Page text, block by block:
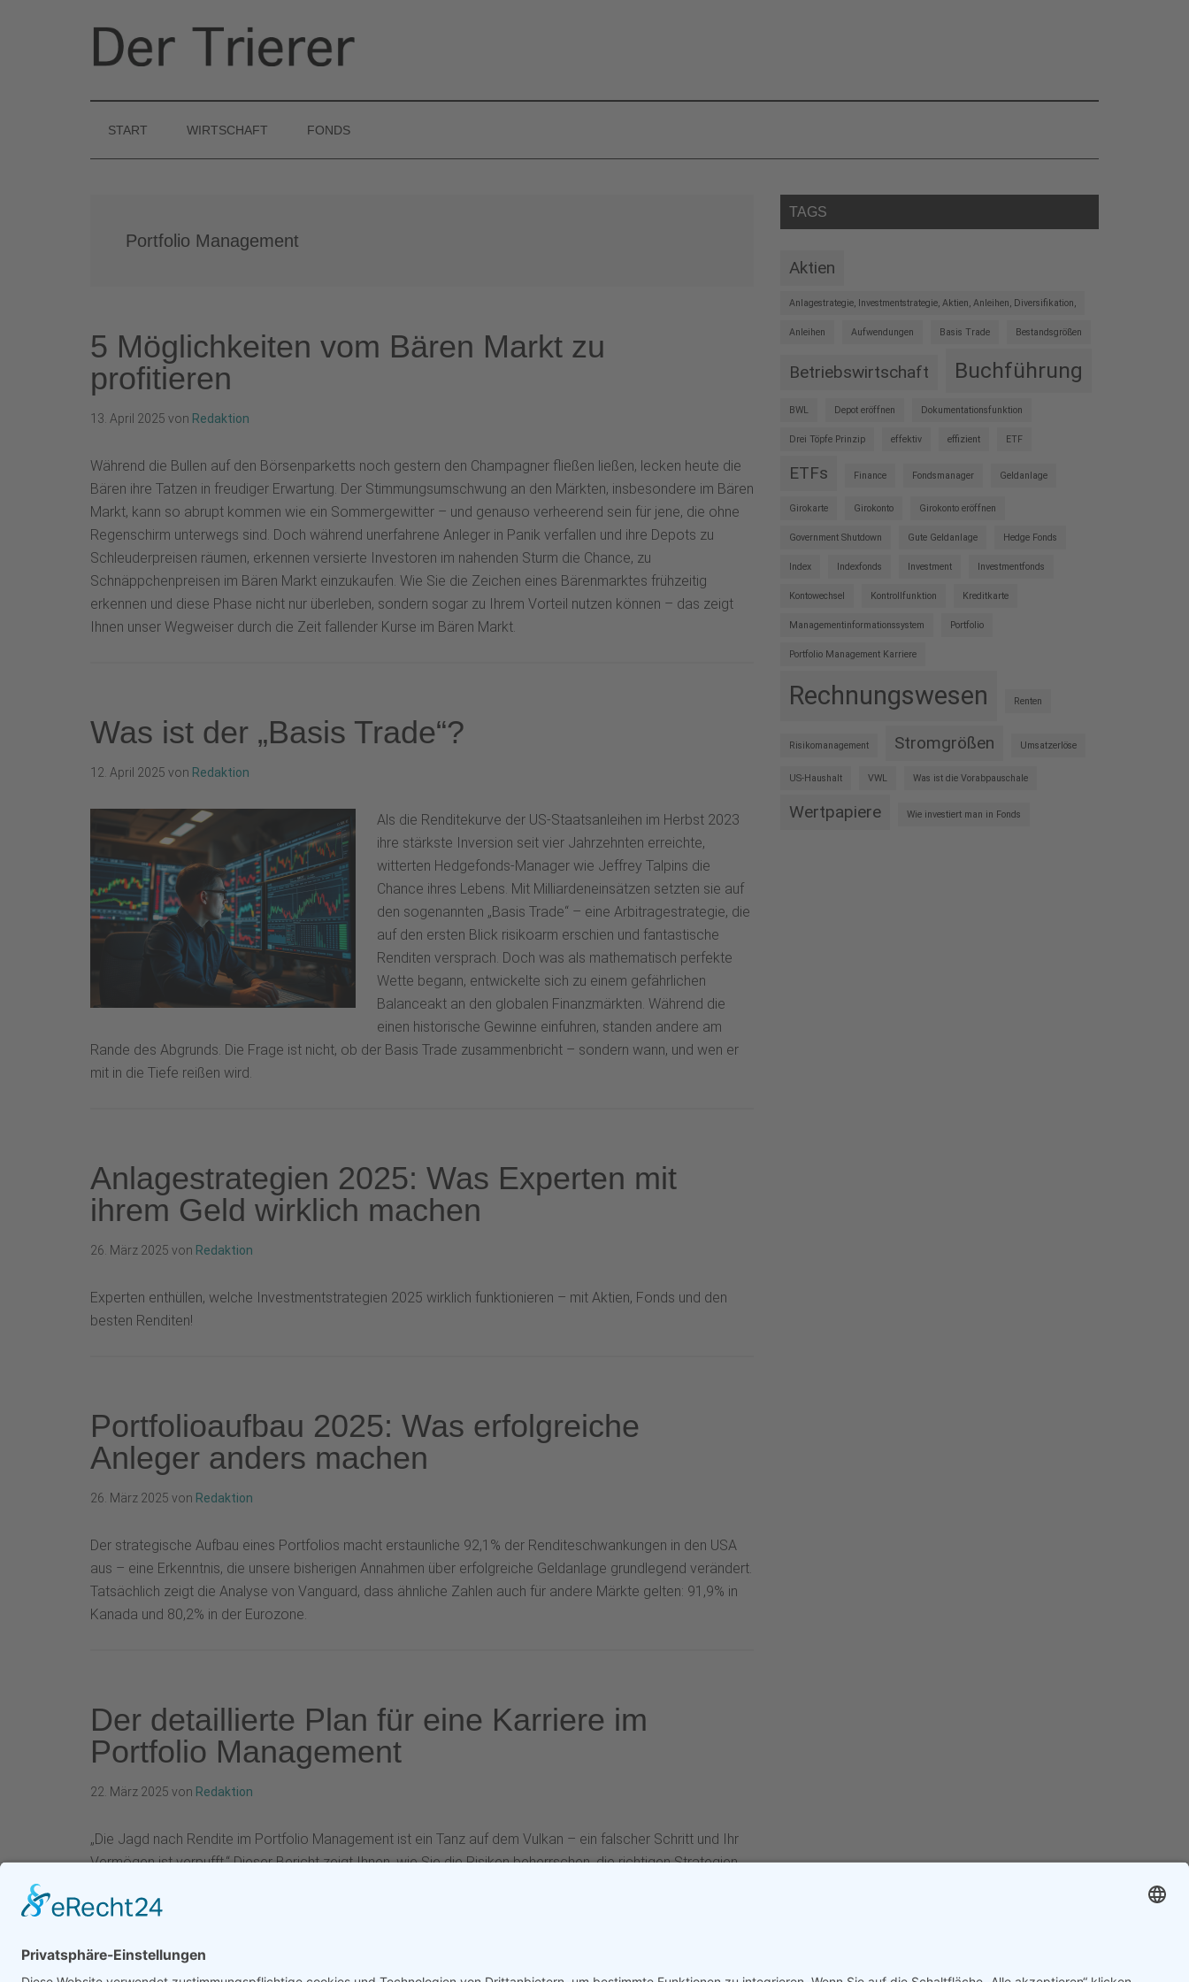
Der
Trierer
Wirtschaft
START WIRTSCHAFT FONDS
Portfolio Management
5 Möglichkeiten vom Bären Markt zu
profitieren
13. April 2025 von Redaktion
Während die Bullen auf den Börsenparketts noch gestern den Champagner fließen ließen, lecken heute die
Bären ihre Tatzen in freudiger Erwartung. Der Stimmungsumschwung an den Märkten, insbesondere im Bären
Markt, kann so abrupt kommen wie ein Sommergewitter – und genauso verheerend sein für jene, die ohne
Regenschirm unterwegs sind. Doch während unerfahrene Anleger in Panik verfallen und ihre Depots zu
Schleuderpreisen räumen, erkennen versierte Investoren im nahenden Sturm die Chance, zu
Schnäppchenpreisen im Bären Markt einzukaufen. Wie Sie die Zeichen eines Bärenmarktes frühzeitig
erkennen und diese Phase nicht nur überleben, sondern sogar zu Ihrem Vorteil nutzen können – das zeigt
Ihnen unser Wegweiser durch die Zeit fallender Kurse im Bären Markt.
Was ist der „Basis Trade“?
12. April 2025 von Redaktion
Als die Renditekurve der US-Staatsanleihen im Herbst 2023
ihre stärkste Inversion seit vier Jahrzehnten erreichte,
witterten Hedgefonds-Manager wie Jeffrey Talpins die
Chance ihres Lebens. Mit Milliardeneinsätzen setzten sie auf
den sogenannten „Basis Trade“ – eine Arbitragestrategie, die
auf den ersten Blick risikoarm erschien und fantastische
Renditen versprach. Doch was als mathematisch perfekte
Wette begann, entwickelte sich zu einem gefährlichen
Balanceakt an den globalen Finanzmärkten. Während die
einen historische Gewinne einfuhren, standen andere am
Rande des Abgrunds. Die Frage ist nicht, ob der Basis Trade zusammenbricht – sondern wann, und wen er
mit in die Tiefe reißen wird.
Anlagestrategien 2025: Was Experten mit
ihrem Geld wirklich machen
26. März 2025 von Redaktion
Experten enthüllen, welche Investmentstrategien 2025 wirklich funktionieren – mit Aktien, Fonds und den
besten Renditen!
Portfolioaufbau 2025: Was erfolgreiche
Anleger anders machen
26. März 2025 von Redaktion
Der strategische Aufbau eines Portfolios macht erstaunliche 92,1% der Renditeschwankungen in den USA
aus – eine Erkenntnis, die unsere bisherigen Annahmen über erfolgreiche Geldanlage grundlegend verändert.
Tatsächlich zeigt die Analyse von Vanguard, dass ähnliche Zahlen auch für andere Märkte gelten: 91,9% in
Kanada und 80,2% in der Eurozone.
Der detaillierte Plan für eine Karriere im
Portfolio Management
22. März 2025 von Redaktion
„Die Jagd nach Rendite im Portfolio Management ist ein Tanz auf dem Vulkan – ein falscher Schritt und Ihr
Vermögen ist verpufft.“ Dieser Bericht zeigt Ihnen, wie Sie die Risiken beherrschen, die richtigen Strategien
Seitenspalte
TAGS
Aktien
Anlagestrategie, Investmentstrategie, Aktien, Anleihen, Diversifikation,
Anleihen Aufwendungen Basis Trade Bestandsgrößen
Betriebswirtschaft Buchführung
BWL Depot eröffnen Dokumentationsfunktion
Drei Töpfe Prinzip effektiv effizient ETF
ETFs Finance Fondsmanager Geldanlage
Girokarte Girokonto Girokonto eröffnen
Government Shutdown Gute Geldanlage Hedge Fonds
Index Indexfonds Investment Investmentfonds
Kontowechsel Kontrollfunktion Kreditkarte
Managementinformationssystem Portfolio
Portfolio Management Karriere
Rechnungswesen Renten
Risikomanagement Stromgrößen Umsatzerlöse
US-Haushalt VWL Was ist die Vorabpauschale
Wertpapiere Wie investiert man in Fonds